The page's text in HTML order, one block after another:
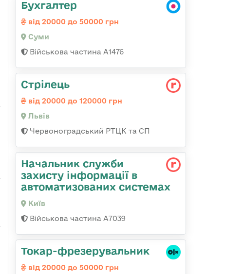
Бухгалтер
від 20000 до 50000 грн
Суми
Військова частина А1476
Стрілець
від 20000 до 120000 грн
Львів
Червоноградський РТЦК та СП
Начальник служби
захисту інформації в
автоматизованих системах
Київ
Військова частина А7039
Токар-фрезерувальник
від 20000 до 50000 грн